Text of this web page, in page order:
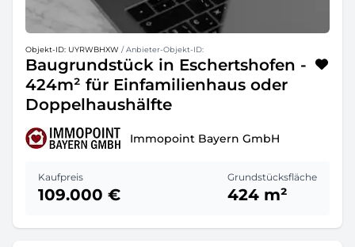
Objekt-ID: UYRWBHXW / Anbieter-Objekt-ID:
Baugrundstück in Eschertshofen -
424m² für Einfamilienhaus oder
Doppelhaushälfte
Immopoint Bayern GmbH
Kaufpreis
109.000 €
Grundstücksfläche
424 m²